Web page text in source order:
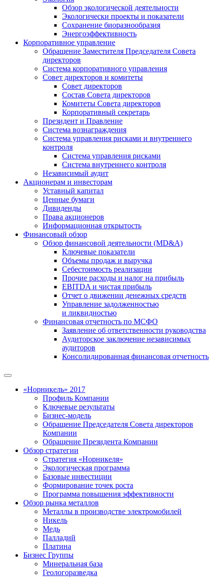
Обзор экологической деятельности
Экологически проекты и показатели
Сохранение биоразнообразия
Энергоэффективность
Корпоративное управление
Обращение Заместителя Председателя Совета
директоров
Система корпоративного управления
Совет директоров и комитеты
Совет директоров
Состав Совета директоров
Комитеты Совета директоров
Корпоративный секретарь
Президент и Правление
Система вознаграждения
Система управления рисками и внутреннего
контроля
Система управления рисками
Система внутреннего контроля
Независимый аудит
Акционерам и инвесторам
Уставный капитал
Ценные бумаги
Дивиденды
Права акционеров
Информационная открытость
Финансовый обзор
Обзор финансовой деятельности (MD&A)
Ключевые показатели
Объемы продаж и выручка
Себестоимость реализации
Прочие расходы и налог на прибыль
EBITDA и чистая прибыль
Отчет о движении денежных средств
Управление задолженностью
и ликвидностью
Финансовая отчетность по МСФО
Заявление об ответственности руководства
Аудиторское заключение независимых
аудиторов
Консолидированная финансовая отчетность
«Норникель» 2017
Профиль Компании
Ключевые результаты
Бизнес-модель
Обращение Председателя Совета директоров
Компании
Обращение Президента Компании
Обзор стратегии
Стратегия «Норникеля»
Экологическая программа
Базовые инвестиции
Формирование точек роста
Программа повышения эффективности
Обзор рынка металлов
Металлы в производстве электромобилей
Никель
Медь
Палладий
Платина
Бизнес Группы
Минеральная база
Геологоразведка